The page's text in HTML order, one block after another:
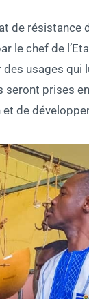
de
le chef de
usages qui
seront prises
de